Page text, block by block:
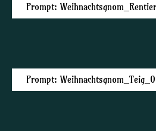
Prompt:
Prompt: